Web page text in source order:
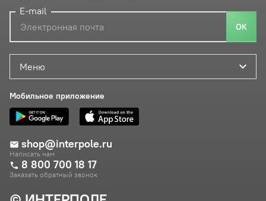
Меню
Мобильное приложение
shop@interpole.ru
Написать нам
8 800 700 18 17
Заказать обратный звонок
E-mail
ОК